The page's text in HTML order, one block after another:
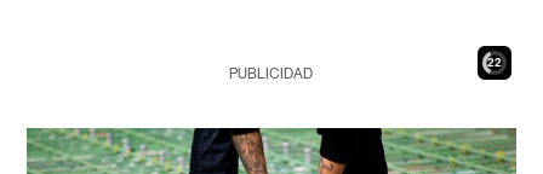
21
PUBLICIDAD